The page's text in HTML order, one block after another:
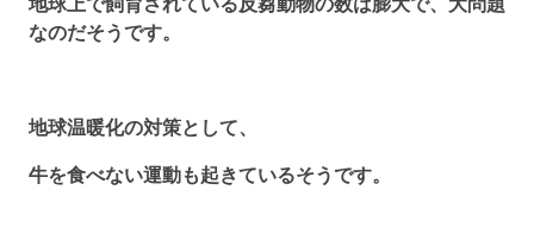
なのだそうです。
地球温暖化の対策として、
牛を食べない運動も起きているそうです。